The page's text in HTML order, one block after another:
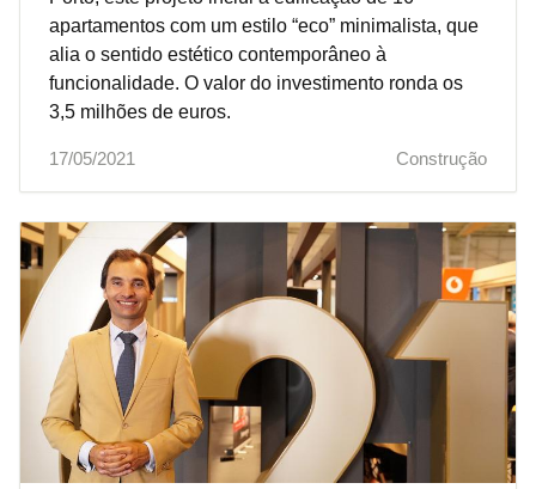
apartamentos com um estilo “eco” minimalista, que
alia o sentido estético contemporâneo à
funcionalidade. O valor do investimento ronda os
3,5 milhões de euros.
17/05/2021 Construção